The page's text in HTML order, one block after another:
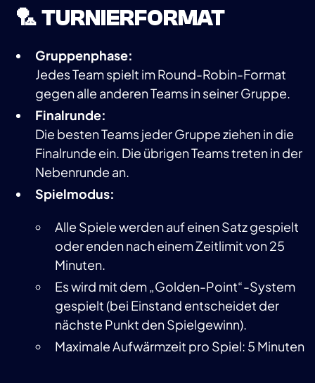
🏸 TURNIERFORMAT
Gruppenphase:
Jedes Team spielt im Round-Robin-Format
gegen alle anderen Teams in seiner Gruppe.
Finalrunde:
Die besten Teams jeder Gruppe ziehen in die
Finalrunde ein. Die übrigen Teams treten in der
Nebenrunde an.
Spielmodus:
Alle Spiele werden auf einen Satz gespielt
oder enden nach einem Zeitlimit von 25
Minuten.
Es wird mit dem „Golden-Point“-System
gespielt (bei Einstand entscheidet der
nächste Punkt den Spielgewinn).
Maximale Aufwärmzeit pro Spiel: 5 Minuten